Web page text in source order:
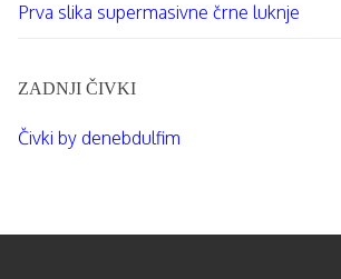
Prva slika supermasivne črne luknje
ZADNJI ČIVKI
Čivki by denebdulfim